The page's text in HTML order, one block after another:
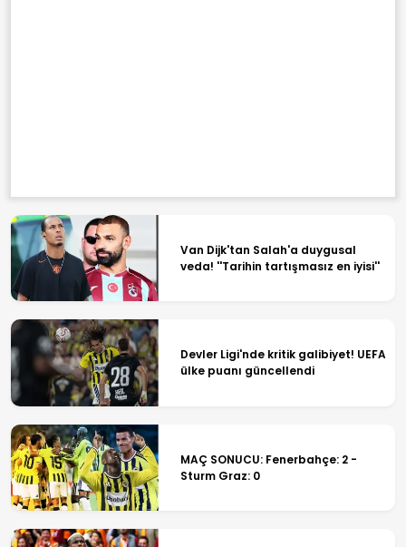
Van Dijk'tan Salah'a duygusal
veda! ''Tarihin tartışmasız en iyisi''
Devler Ligi'nde kritik galibiyet! UEFA
ülke puanı güncellendi
MAÇ SONUCU: Fenerbahçe: 2 -
Sturm Graz: 0